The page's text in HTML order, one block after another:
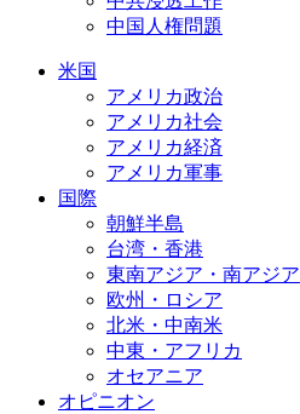
中国人権問題
米国
アメリカ政治
アメリカ社会
アメリカ経済
アメリカ軍事
国際
朝鮮半島
台湾・香港
東南アジア・南アジア
欧州・ロシア
北米・中南米
中東・アフリカ
オセアニア
オピニオン